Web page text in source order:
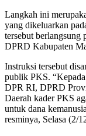
Langkah ini
yang dikeluarkan
tersebut berlangsung
DPRD Kabupaten
Instruksi tersebut
publik PKS.
DPR RI, DPRD
Daerah kader PKS
untuk dana
resminya, Selasa (2/